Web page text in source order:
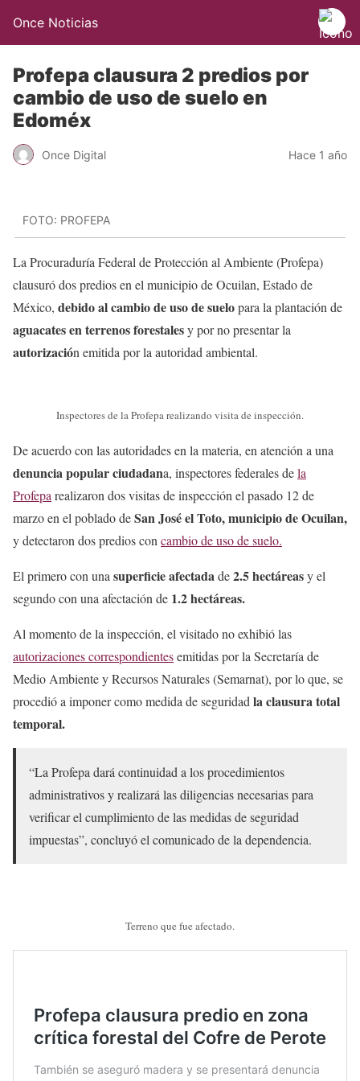
Once Noticias
Profepa clausura 2 predios por
cambio de uso de suelo en
Edoméx
Once Digital Hace 1 año
FOTO: PROFEPA
La Procuraduría Federal de Protección al Ambiente (Profepa)
clausuró dos predios en el municipio de Ocuilan, Estado de
México, debido al cambio de uso de suelopara la plantación de
aguacates en terrenos forestalesy por no presentar la
autorización emitida por la autoridad ambiental.
Inspectores de la Profepa realizando visita de inspección.
De acuerdo con las autoridades en la materia, en atención a una
denuncia popular ciudadana, inspectores federales dela
Profeparealizaron dos visitas de inspección el pasado 12 de
marzo en el poblado deSan José el Toto, municipio de Ocuilan,
y detectaron dos predios concambio de uso de suelo.
El primero con unasuperficie afectadade2.5 hectáreasy el
segundo con una afectación de 1.2 hectáreas.
Al momento de la inspección, el visitado no exhibió las
autorizaciones correspondientesemitidas por la Secretaría de
Medio Ambiente y Recursos Naturales (Semarnat), por lo que, se
procedió a imponer como medida de seguridadla clausura total
temporal.
“La Profepa dará continuidad a los procedimientos
administrativos y realizará las diligencias necesarias para
verificar el cumplimiento de las medidas de seguridad
impuestas”, concluyó el comunicado de la dependencia.
Terreno que fue afectado.